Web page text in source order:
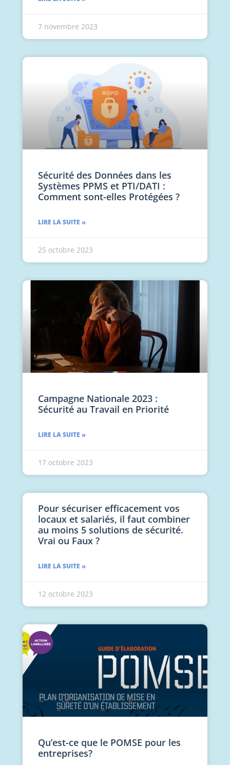
7 novembre 2023
Sécurité des Données dans les
Systèmes PPMS et PTI/DATI :
Comment sont-elles Protégées ?
LIRE LA SUITE »
25 octobre 2023
Campagne Nationale 2023 :
Sécurité au Travail en Priorité
LIRE LA SUITE »
17 octobre 2023
Pour sécuriser efficacement vos
locaux et salariés, il faut combiner
au moins 5 solutions de sécurité.
Vrai ou Faux ?
LIRE LA SUITE »
12 octobre 2023
Qu’est-ce que le POMSE pour les
entreprises?